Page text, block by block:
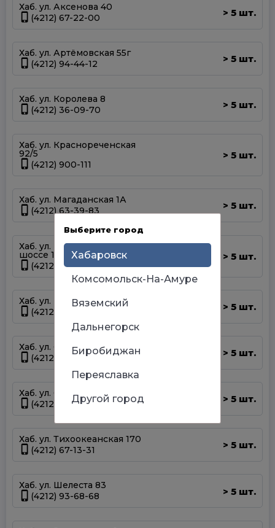
Хаб. ул. Аксенова 40
(4212) 67-22-00
> 5 шт.
Хаб. ул. Артёмовская 55г
(4212) 94-44-12
> 5 шт.
Хаб. ул. Королева 8
(4212) 36-09-70
> 5 шт.
Хаб. ул. Краснореченская
92/5
(4212) 900-111
> 5 шт.
Хаб. ул. Магаданская 1А
(4212) 63-39-83
> 5 шт.
Хаб. ул. Матвеевское
шоссе 13А
(4212) 69-93-93
> 5 шт.
Хаб. ул. Панфиловцев 14Б
(4212) 63-22-47
> 5 шт.
Хаб. ул. Серышева 34
(4212) 47-44-66
> 5 шт.
Хаб. ул. Суворова 45
(4212) 50-67-37
> 5 шт.
Хаб. ул. Тихоокеанская 170
(4212) 67-13-31
> 5 шт.
Хаб. ул. Шелеста 83
(4212) 93-68-68
> 5 шт.
Выберите город
Хабаровск
Комсомольск-На-Амуре
Вяземский
Дальнегорск
Биробиджан
Переяславка
Другой город